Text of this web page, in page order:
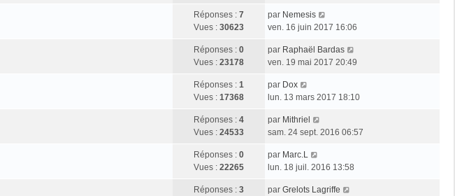
Réponses : 7
Vues : 30623
par Nemesis
ven. 16 juin 2017 16:06
Réponses : 0
Vues : 23178
par Raphaël Bardas
ven. 19 mai 2017 20:49
Réponses : 1
Vues : 17368
par Dox
lun. 13 mars 2017 18:10
Réponses : 4
Vues : 24533
par Mithriel
sam. 24 sept. 2016 06:57
Réponses : 0
Vues : 22265
par Marc.L
lun. 18 juil. 2016 13:58
Réponses : 3
par Grelots Lagriffe